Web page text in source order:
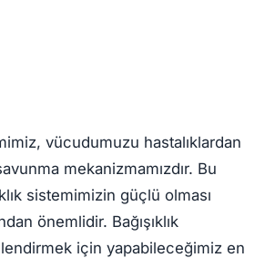
vücudumuzu hastalıklardan
mekanizmamızdır. Bu
sistemimizin güçlü olması
önemlidir. Bağışıklık
için yapabileceğimiz en